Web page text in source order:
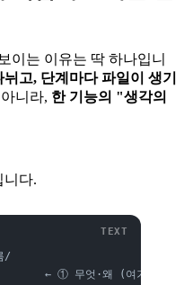
이는 이유는 딱 하나입니
고, 단계마다 파일이 생기
니라, 한 기능의 "생각의
니다.
/
← ① 무엇·왜 (여기서 시